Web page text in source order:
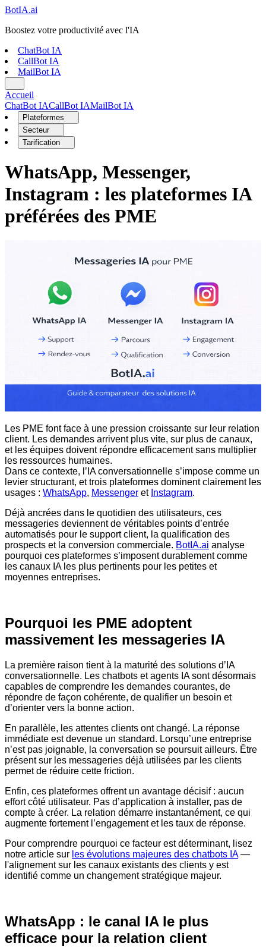
BotIA.ai
Boostez votre productivité avec l'IA
ChatBot IA
CallBot IA
MailBot IA
Accueil
ChatBot IACallBot IAMailBot IA
Plateformes
Secteur
Tarification
WhatsApp, Messenger,
Instagram : les plateformes IA
préférées des PME
Les PME font face à une pression croissante sur leur relation
client. Les demandes arrivent plus vite, sur plus de canaux,
et les équipes doivent répondre efficacement sans multiplier
les ressources humaines.
Dans ce contexte, l’IA conversationnelle s’impose comme un
levier structurant, et trois plateformes dominent clairement les
usages : WhatsApp, Messenger et Instagram.
Déjà ancrées dans le quotidien des utilisateurs, ces
messageries deviennent de véritables points d’entrée
automatisés pour le support client, la qualification des
prospects et la conversion commerciale. BotIA.ai analyse
pourquoi ces plateformes s’imposent durablement comme
les canaux IA les plus pertinents pour les petites et
moyennes entreprises.
Pourquoi les PME adoptent
massivement les messageries IA
La première raison tient à la maturité des solutions d’IA
conversationnelle. Les chatbots et agents IA sont désormais
capables de comprendre les demandes courantes, de
répondre de façon cohérente, de qualifier un besoin et
d’orienter vers la bonne action.
En parallèle, les attentes clients ont changé. La réponse
immédiate est devenue un standard. Lorsqu’une entreprise
n’est pas joignable, la conversation se poursuit ailleurs. Être
présent sur les messageries déjà utilisées par les clients
permet de réduire cette friction.
Enfin, ces plateformes offrent un avantage décisif : aucun
effort côté utilisateur. Pas d’application à installer, pas de
compte à créer. La relation démarre instantanément, ce qui
augmente fortement l’engagement et les taux de réponse.
Pour comprendre pourquoi ce facteur est déterminant, lisez
notre article sur les évolutions majeures des chatbots IA—
l'alignement sur les canaux existants des clients y est
identifié comme un changement stratégique majeur.
WhatsApp : le canal IA le plus
efficace pour la relation client